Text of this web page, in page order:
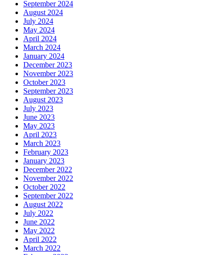
September 2024
August 2024
July 2024
May 2024
April 2024
March 2024
January 2024
December 2023
November 2023
October 2023
September 2023
August 2023
July 2023
June 2023
May 2023
April 2023
March 2023
February 2023
January 2023
December 2022
November 2022
October 2022
September 2022
August 2022
July 2022
June 2022
May 2022
April 2022
March 2022